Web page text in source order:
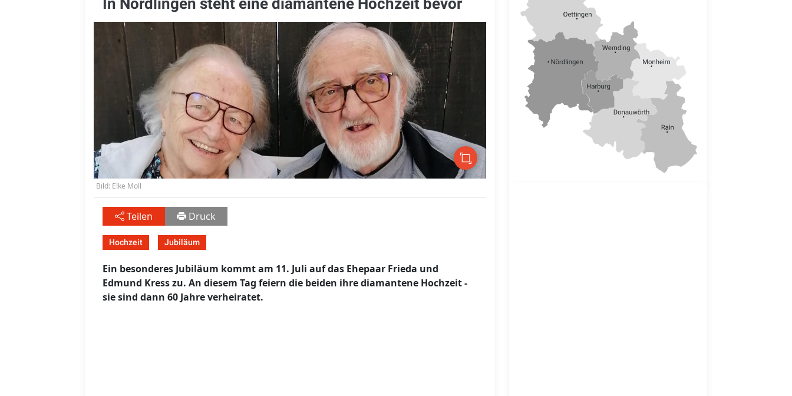
In Nördlingen steht eine diamantene Hochzeit bevor
Bild: Elke Moll
Teilen Druck
Hochzeit Jubiläum
Ein besonderes Jubiläum kommt am 11. Juli auf das Ehepaar Frieda und
Edmund Kress zu. An diesem Tag feiern die beiden ihre diamantene Hochzeit -
sie sind dann 60 Jahre verheiratet.